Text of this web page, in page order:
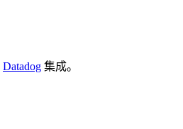
Datadog 集成。